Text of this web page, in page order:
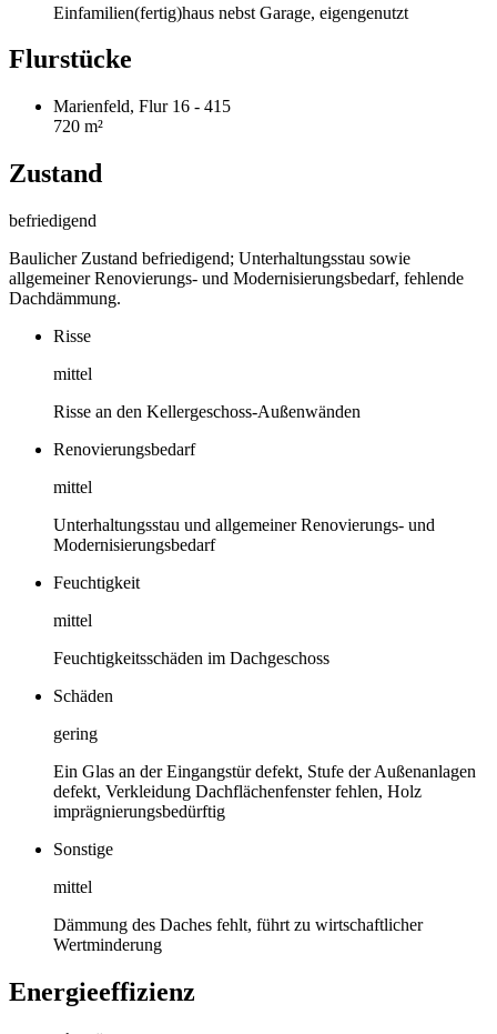
Einfamilien(fertig)haus nebst Garage, eigengenutzt
Flurstücke
Marienfeld, Flur 16 - 415
720 m²
Zustand
befriedigend
Baulicher Zustand befriedigend; Unterhaltungsstau sowie
allgemeiner Renovierungs- und Modernisierungsbedarf, fehlende
Dachdämmung.
Risse
mittel
Risse an den Kellergeschoss-Außenwänden
Renovierungsbedarf
mittel
Unterhaltungsstau und allgemeiner Renovierungs- und
Modernisierungsbedarf
Feuchtigkeit
mittel
Feuchtigkeitsschäden im Dachgeschoss
Schäden
gering
Ein Glas an der Eingangstür defekt, Stufe der Außenanlagen
defekt, Verkleidung Dachflächenfenster fehlen, Holz
imprägnierungsbedürftig
Sonstige
mittel
Dämmung des Daches fehlt, führt zu wirtschaftlicher
Wertminderung
Energieeffizienz